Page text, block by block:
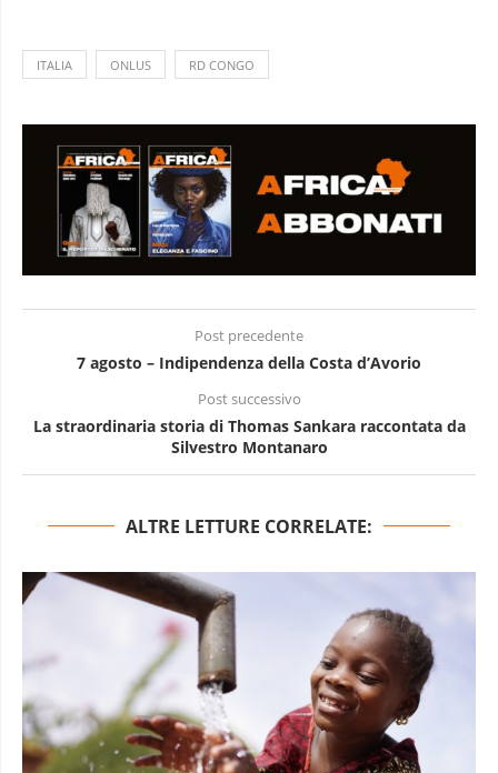
ITALIA ONLUS RD CONGO
Post precedente
7 agosto – Indipendenza della Costa d’Avorio
Post successivo
La straordinaria storia di Thomas Sankara raccontata da
Silvestro Montanaro
ALTRE LETTURE CORRELATE: